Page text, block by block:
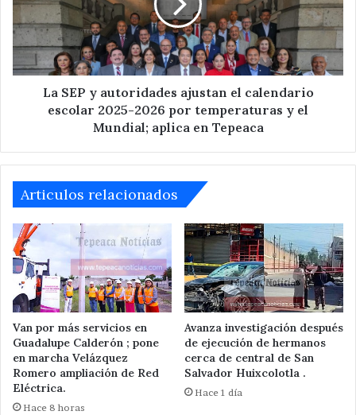
ajustan
el
calendario
escolar
2025-
el
aplica
en
Tepeaca
La SEP y autoridades ajustan el calendario
escolar 2025-2026 por temperaturas y el
Mundial; aplica en Tepeaca
Articulos relacionados
Van por más servicios en
Guadalupe Calderón ; pone
en marcha Velázquez
Romero ampliación de Red
Eléctrica.
Hace 8 horas
Avanza investigación después
de ejecución de hermanos
cerca de central de San
Salvador Huixcolotla .
Hace 1 día